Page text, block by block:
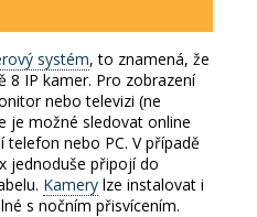
systém, to znamená, že
8 IP kamer. Pro zobrazení
nebo televizi (ne
je možné sledovat online
telefon nebo PC. V případě
jednoduše připojí do
Kamery lze instalovat i
s nočním přisvícením.